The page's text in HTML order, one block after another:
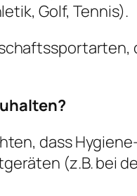
Golf, Tennis).
dass
(z.B. bei